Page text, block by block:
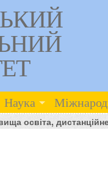
Наука
дистанційне